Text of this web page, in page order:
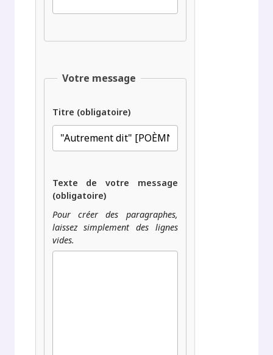
Votre message
Titre (obligatoire)
Texte de votre message
(obligatoire)
Pour créer des paragraphes,
laissez simplement des lignes
vides.